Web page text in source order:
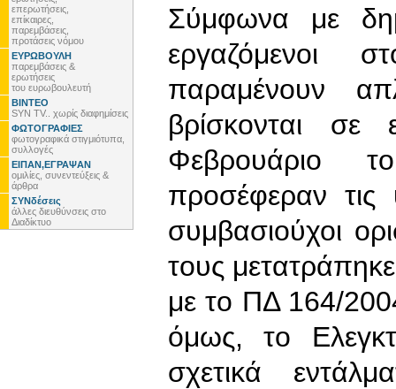
επερωτήσεις,
επίκαιρες,
παρεμβάσεις,
προτάσεις νόμου
ΕΥΡΩΒΟΥΛΗ
παρεμβάσεις &
ερωτήσεις
του ευρωβουλευτή
ΒΙΝΤΕΟ
SYN TV.. χωρίς διαφημίσεις
ΦΩΤΟΓΡΑΦΙΕΣ
φωτογραφικά στιγμιότυπα,
συλλογές
ΕΙΠΑΝ,ΕΓΡΑΨΑΝ
ομιλίες, συνεντεύξεις &
άρθρα
ΣΥΝδέσεις
άλλες διευθύνσεις στο
Διαδίκτυο
Σύμφωνα με
εργαζόμενοι
παραμένουν
βρίσκονται σε
Φεβρουάριο
προσέφεραν
συμβασιούχοι
τους
με το ΠΔ 164/
όμως, το
σχετικά